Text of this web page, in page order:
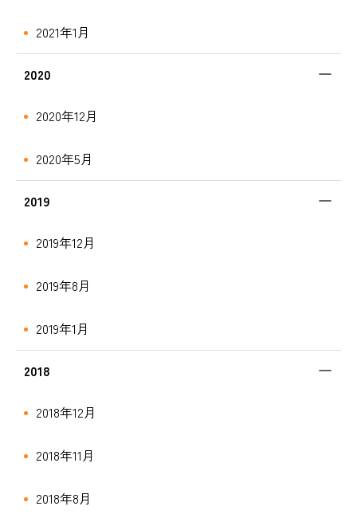
2021年1月
2020
2020年12月
2020年5月
2019
2019年12月
2019年8月
2019年1月
2018
2018年12月
2018年11月
2018年8月